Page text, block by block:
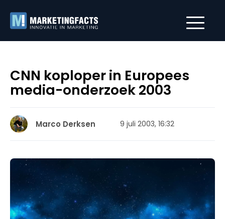
CNN koploper in Europees
media-onderzoek 2003
Marco Derksen 9 juli 2003, 16:32